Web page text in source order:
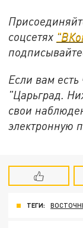
соцсетях
Если вам
"Царьград.
свои
электронную
ТЕГИ: